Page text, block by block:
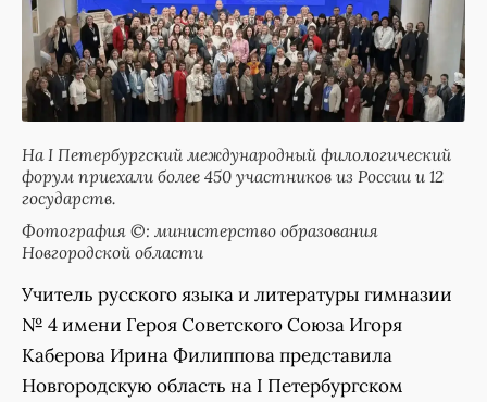
На I Петербургский международный филологический
форум приехали более 450 участников из России и 12
государств.
Фотография ©: министерство образования
Новгородской области
Учитель русского языка и литературы гимназии
№ 4 имени Героя Советского Союза Игоря
Каберова Ирина Филиппова представила
Новгородскую область на I Петербургском